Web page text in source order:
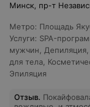
Минск, пр-т
Метро: Площадь
Услуги: SPA-
мужчин, Депиляция,
для тела,
Эпиляция
Отзыв.